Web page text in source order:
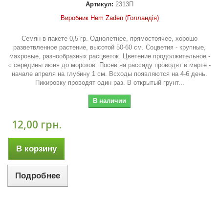
Артикул: 2313П
Виробник Hem Zaden (Голландія)
Семян в пакете 0,5 гр. Однолетнее, прямостоячее, хорошо
разветвленное растение, высотой 50-60 см. Соцветия - крупные,
махровые, разнообразных расцветок. Цветение продолжительное -
с середины июня до морозов. Посев на рассаду проводят в марте -
начале апреля на глубину 1 см. Всходы появляются на 4-6 день.
Пикировку проводят один раз. В открытый грунт...
В наличии
12,00 грн.
В корзину
Подробнее